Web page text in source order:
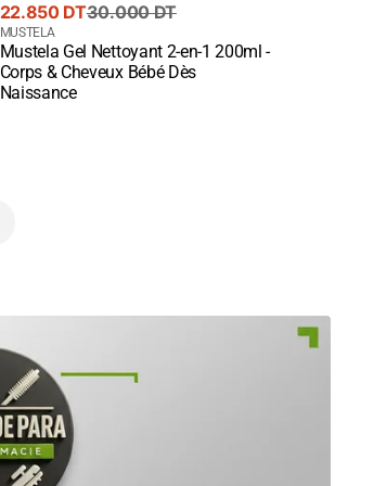
Prix
de
vente
22.850 DT
Prix
courant
30.000 DT
Fournisseur
:
MUSTELA
Mustela Gel Nettoyant 2-en-1 200ml -
Corps & Cheveux Bébé Dès
Naissance
Quick View